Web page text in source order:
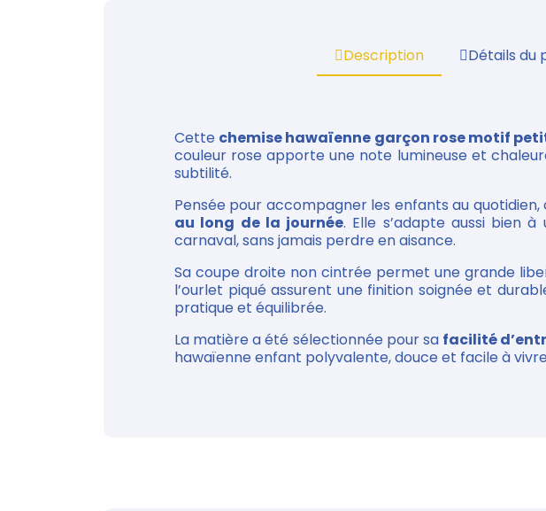
Description Détails du
Cette chemise hawaïenne garçon rose motif
couleur rose apporte une note lumineuse et
subtilité.
Pensée pour accompagner les enfants au
au long de la journée. Elle s’adapte aussi bien
carnaval, sans jamais perdre en aisance.
Sa coupe droite non cintrée permet une grande
l’ourlet piqué assurent une finition soignée et
pratique et équilibrée.
La matière a été sélectionnée pour sa facilité
hawaïenne enfant polyvalente, douce et facile à